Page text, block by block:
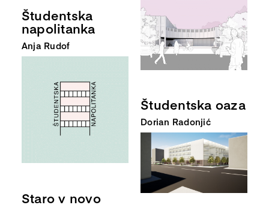
Študentska
napolitanka
Anja Rudof
Staro v novo
Študentska oaza
Dorian Radonjić